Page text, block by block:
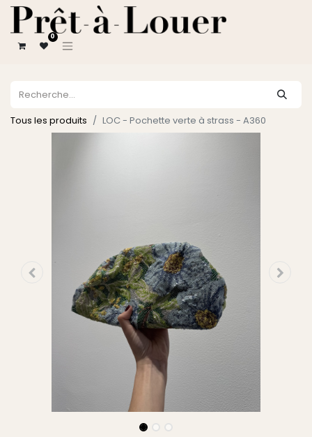
0
Tous les produits LOC - Pochette verte à strass - A360